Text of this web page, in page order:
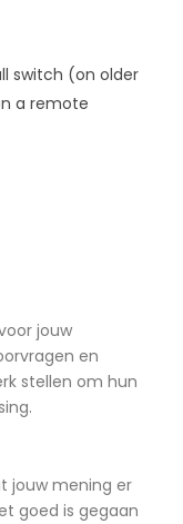
switch (on older
a remote
jouw
en
stellen om hun
jouw mening er
goed is gegaan